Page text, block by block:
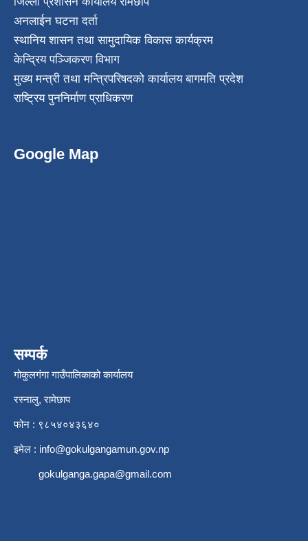
अनलाईन घटना दर्ता
स्थानिय शासन तथा सामुदायिक विकास कार्यक्रम
केन्द्रिय पञ्जिकरण विभाग
मुख्य मन्त्री तथा मन्त्रिपरिषदको कार्यालय बागमति प्रदेश
राष्ट्रिय पुननिर्माण प्राधिकरण
Google Map
सम्पर्क
गोकुलगंगा गाउँपालिकाको कार्यालय
रस्नालु, रामेछाप
फोन : ९८५४०४३६४०
इमेल : info@gokulgangamun.gov.np
gokulganga.gapa@gmail.com